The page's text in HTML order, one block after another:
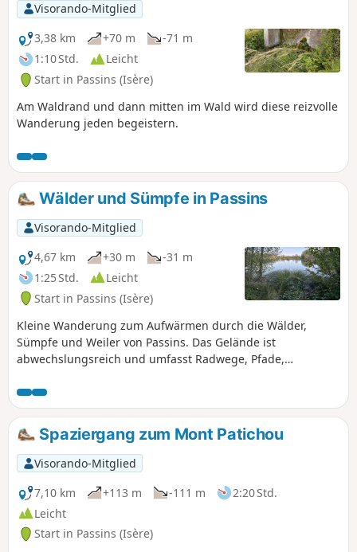
Visorando-Mitglied
3,38 km
+70 m
-71 m
1:10 Std.
Leicht
Start in Passins (Isère)
Am Waldrand und dann mitten im Wald wird diese reizvolle
Wanderung jeden begeistern.
Wälder und Sümpfe in Passins
Visorando-Mitglied
4,67 km
+30 m
-31 m
1:25 Std.
Leicht
Start in Passins (Isère)
Kleine Wanderung zum Aufwärmen durch die Wälder,
Sümpfe und Weiler von Passins. Das Gelände ist
abwechslungsreich und umfasst Radwege, Pfade,
sehr farbenfroh.
Spaziergang zum Mont Patichou
Visorando-Mitglied
7,10 km
+113 m -111 m
2:20 Std.
Leicht
Start in Passins (Isère)